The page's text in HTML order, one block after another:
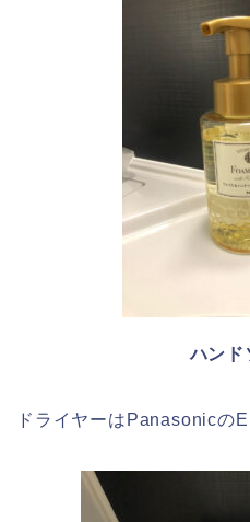
ハンド
ドライヤーはPanasonicの